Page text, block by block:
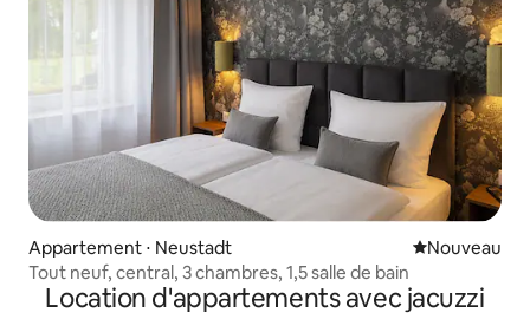
Appartement ⋅ Neustadt Nouvel
Nouveau
Tout neuf, central, 3 chambres, 1,5 salle de bain
Location d'appartements avec jacuzzi